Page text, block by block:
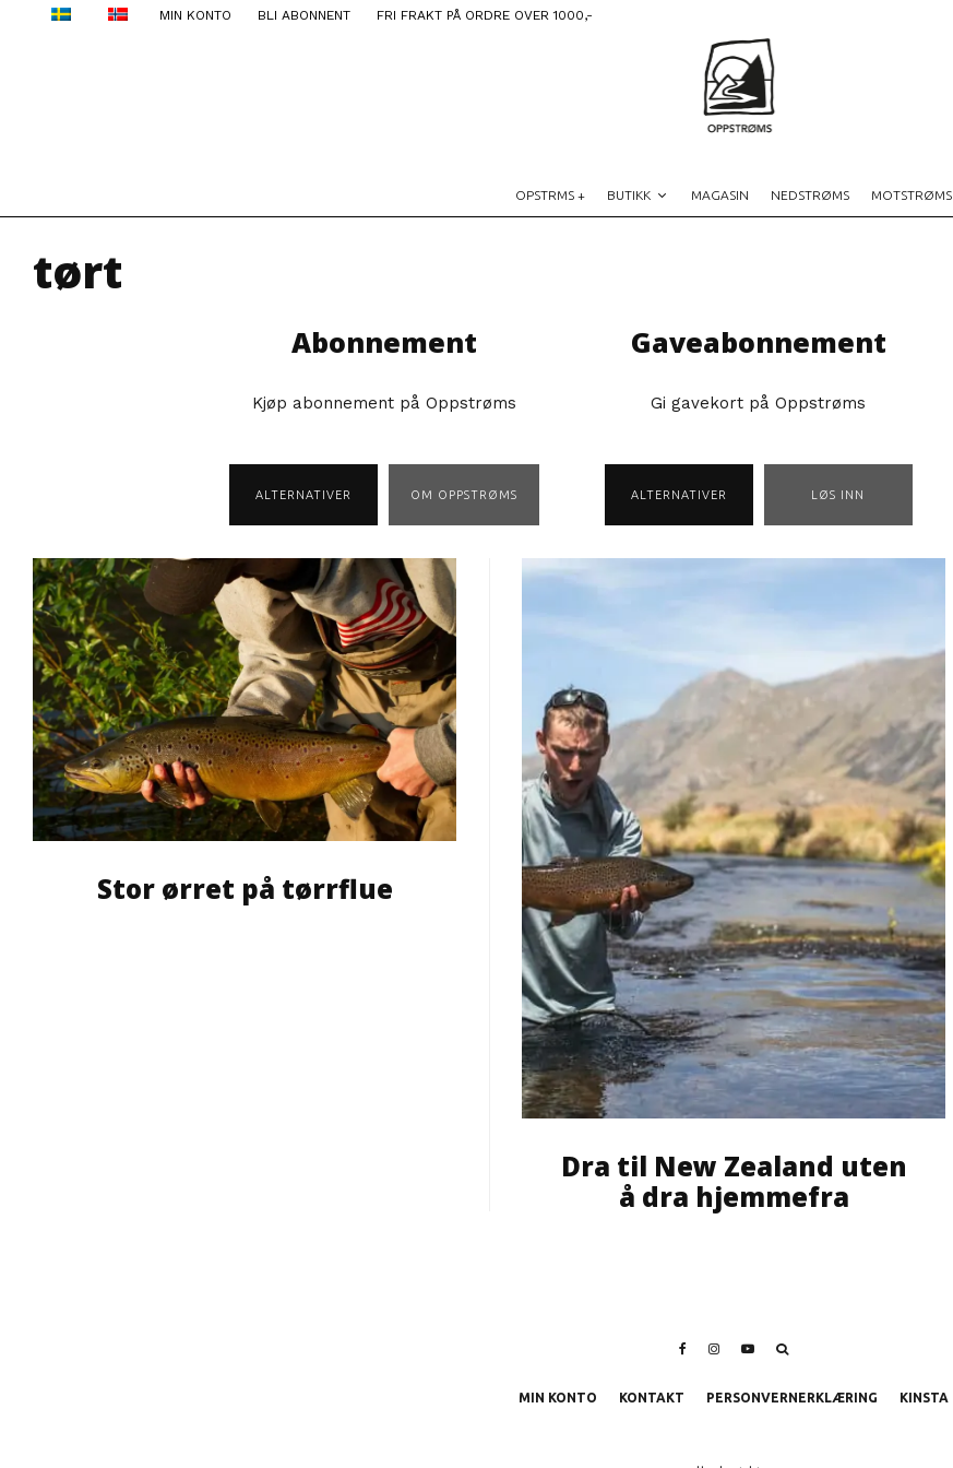
MIN KONTO BLI ABONNENT FRI FRAKT PÅ ORDRE OVER 1000,-
OPSTRMS + BUTIKK MAGASIN NEDSTRØMS MOTSTRØMS
tørt
Abonnement
Kjøp abonnement på Oppstrøms
ALTERNATIVER OM OPPSTRØMS
Gaveabonnement
Gi gavekort på Oppstrøms
ALTERNATIVER LØS INN
Stor ørret på tørrflue
Dra til New Zealand uten
å dra hjemmefra
MIN KONTO KONTAKT PERSONVERNERKLÆRING KINSTA